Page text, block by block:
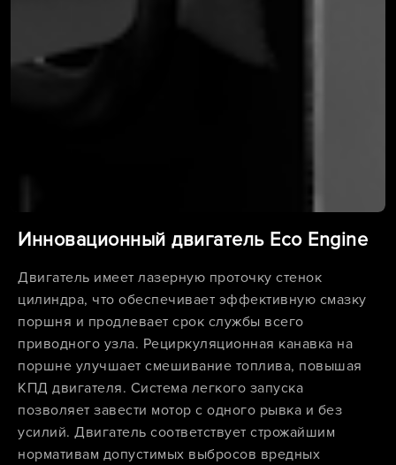
Инновационный двигатель Eco Engine
Двигатель имеет лазерную проточку стенок
цилиндра, что обеспечивает эффективную смазку
поршня и продлевает срок службы всего
приводного узла. Рециркуляционная канавка на
поршне улучшает смешивание топлива, повышая
КПД двигателя. Система легкого запуска
позволяет завести мотор с одного рывка и без
усилий. Двигатель соответствует строжайшим
нормативам допустимых выбросов вредных